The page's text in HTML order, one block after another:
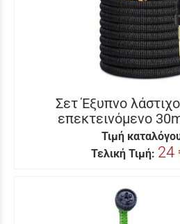
Σετ Έξυπνο
επεκτεινόμενο
Τιμή
Τελική Τιμή: 24